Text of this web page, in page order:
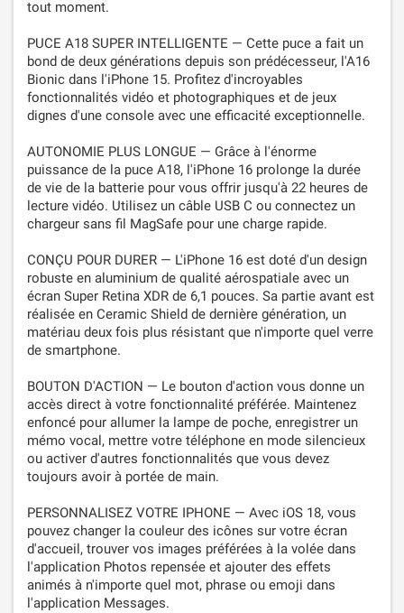
tout moment.
PUCE A18 SUPER INTELLIGENTE — Cette puce a fait un
bond de deux générations depuis son prédécesseur, l'A16
Bionic dans l'iPhone 15. Profitez d'incroyables
fonctionnalités vidéo et photographiques et de jeux
dignes d'une console avec une efficacité exceptionnelle.
AUTONOMIE PLUS LONGUE — Grâce à l'énorme
puissance de la puce A18, l'iPhone 16 prolonge la durée
de vie de la batterie pour vous offrir jusqu'à 22 heures de
lecture vidéo. Utilisez un câble USB C ou connectez un
chargeur sans fil MagSafe pour une charge rapide.
CONÇU POUR DURER — L'iPhone 16 est doté d'un design
robuste en aluminium de qualité aérospatiale avec un
écran Super Retina XDR de 6,1 pouces. Sa partie avant est
réalisée en Ceramic Shield de dernière génération, un
matériau deux fois plus résistant que n'importe quel verre
de smartphone.
BOUTON D'ACTION — Le bouton d'action vous donne un
accès direct à votre fonctionnalité préférée. Maintenez
enfoncé pour allumer la lampe de poche, enregistrer un
mémo vocal, mettre votre téléphone en mode silencieux
ou activer d'autres fonctionnalités que vous devez
toujours avoir à portée de main.
PERSONNALISEZ VOTRE IPHONE — Avec iOS 18, vous
pouvez changer la couleur des icônes sur votre écran
d'accueil, trouver vos images préférées à la volée dans
l'application Photos repensée et ajouter des effets
animés à n'importe quel mot, phrase ou emoji dans
l'application Messages.